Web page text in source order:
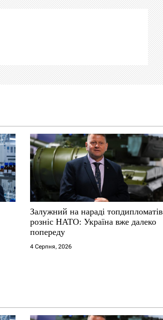
Залужний на нараді топдипломатів
розніс НАТО: Україна вже далеко
попереду
4 Серпня, 2026